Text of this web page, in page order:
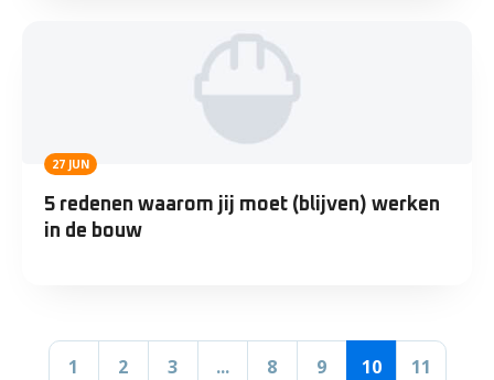
27 JUN
5 redenen waarom jij moet (blijven) werken
in de bouw
1 2 3 ... 8 9 10 11